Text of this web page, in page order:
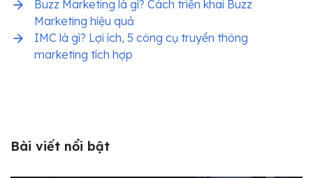
Buzz Marketing là gì? Cách triển khai Buzz
Marketing hiệu quả
IMC là gì? Lợi ích, 5 công cụ truyền thông
marketing tích hợp
Bài viết nổi bật